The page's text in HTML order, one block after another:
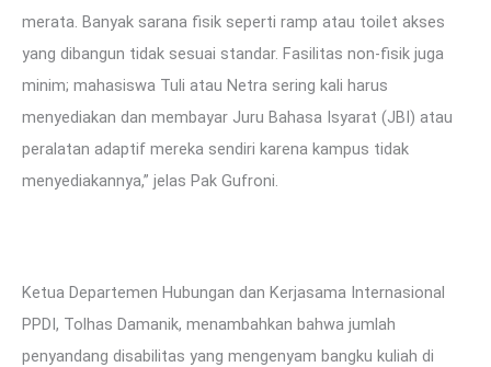
merata. Banyak sarana fisik seperti ramp atau toilet akses
yang dibangun tidak sesuai standar. Fasilitas non-fisik juga
minim; mahasiswa Tuli atau Netra sering kali harus
menyediakan dan membayar Juru Bahasa Isyarat (JBI) atau
peralatan adaptif mereka sendiri karena kampus tidak
menyediakannya,” jelas Pak Gufroni.
Ketua Departemen Hubungan dan Kerjasama Internasional
PPDI, Tolhas Damanik, menambahkan bahwa jumlah
penyandang disabilitas yang mengenyam bangku kuliah di